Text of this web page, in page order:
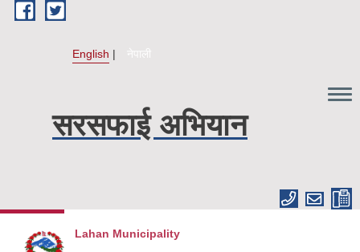
Skip to main content
English नेपाली
सरसफाई अभियान
Lahan Municipality